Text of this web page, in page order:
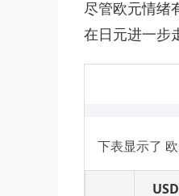
尽管欧元情绪
在日元进一步
下表显示了
USD